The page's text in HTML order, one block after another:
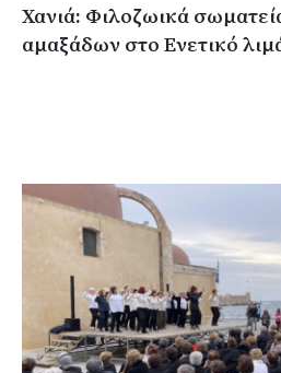
Χανιά: Φιλοζωικά
αμαξάδων στο Ενετικό